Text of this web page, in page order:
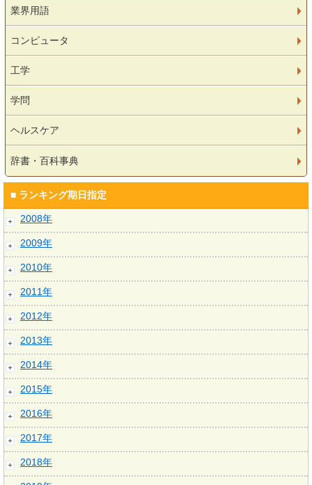
業界用語
コンピュータ
工学
学問
ヘルスケア
辞書・百科事典
■ ランキング期日指定
2008年
2009年
2010年
2011年
2012年
2013年
2014年
2015年
2016年
2017年
2018年